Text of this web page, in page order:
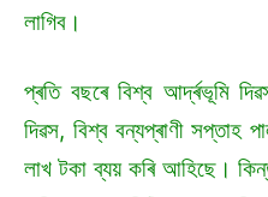
লাগিব।
প্ৰতি বছৰে বিশ্ব আৰ্দ্ৰভূমি
দিৱস, বিশ্ব বন্যপ্ৰাণী সপ্তাহ
লাখ টকা ব্যয় কৰি আহিছে।